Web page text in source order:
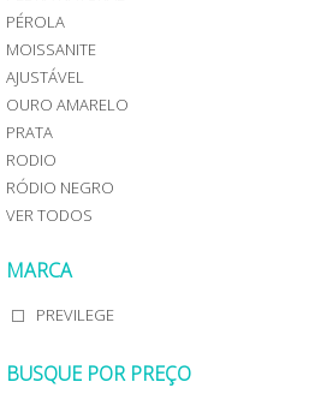
MOISSANITE
RÓDIO
NEGRO
VER
TODOS
AMARELO
PRATA
RÓDIO
NEGRO
VER
TODOS
COLARES
COLAR
SOLITÁRIO
RIVIERA
PINGENTE
LONGO
R$200
R$200
a
R$
500
R$500
R$700
Acima
R$700
PÉROLA
MOISSANITE
AJUSTÁVEL
OURO AMARELO
PRATA
RODIO
RÓDIO NEGRO
VER TODOS
MARCA
PREVILEGE
BUSQUE POR PREÇO